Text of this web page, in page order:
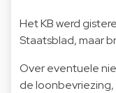
Het KB werd
Staatsblad, maar
Over eventuele
de